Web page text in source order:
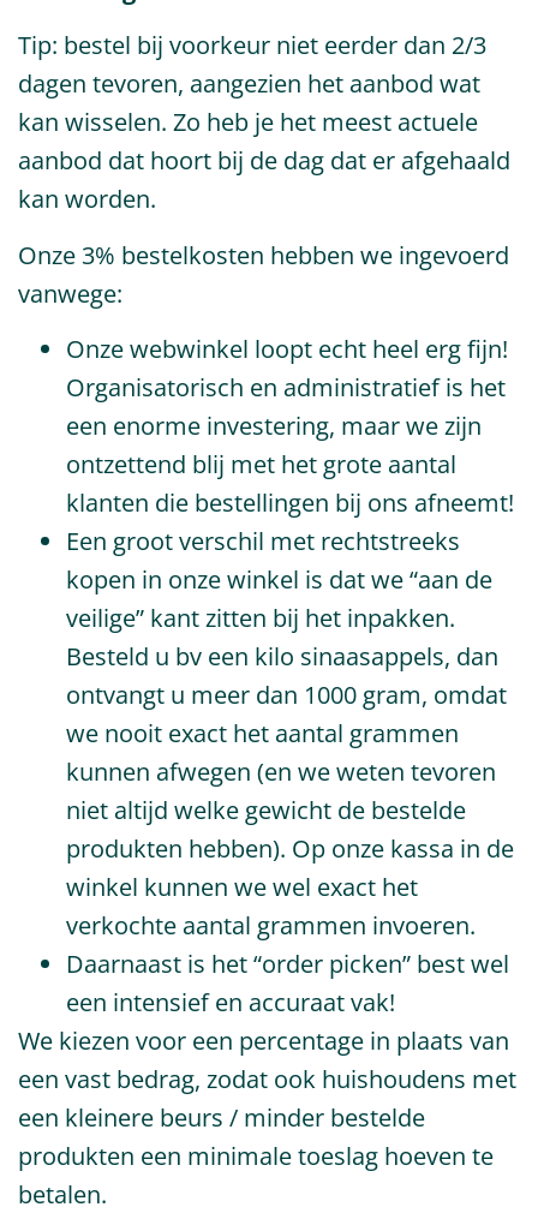
Tip: bestel bij voorkeur niet eerder dan 2/3
dagen tevoren, aangezien het aanbod wat
kan wisselen. Zo heb je het meest actuele
aanbod dat hoort bij de dag dat er afgehaald
kan worden.
Onze 3% bestelkosten hebben we ingevoerd
vanwege:
Onze webwinkel loopt echt heel erg fijn!
Organisatorisch en administratief is het
een enorme investering, maar we zijn
ontzettend blij met het grote aantal
klanten die bestellingen bij ons afneemt!
Een groot verschil met rechtstreeks
kopen in onze winkel is dat we “aan de
veilige” kant zitten bij het inpakken.
Besteld u bv een kilo sinaasappels, dan
ontvangt u meer dan 1000 gram, omdat
we nooit exact het aantal grammen
kunnen afwegen (en we weten tevoren
niet altijd welke gewicht de bestelde
produkten hebben). Op onze kassa in de
winkel kunnen we wel exact het
verkochte aantal grammen invoeren.
Daarnaast is het “order picken” best wel
een intensief en accuraat vak!
We kiezen voor een percentage in plaats van
een vast bedrag, zodat ook huishoudens met
een kleinere beurs / minder bestelde
produkten een minimale toeslag hoeven te
betalen.